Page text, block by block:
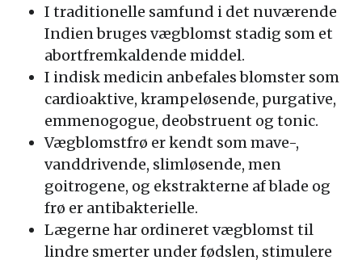
I traditionelle samfund i det nuværende
Indien bruges vægblomst stadig som et
abortfremkaldende middel.
I indisk medicin anbefales blomster som
cardioaktive, krampeløsende, purgative,
emmenogogue, deobstruent og tonic.
Vægblomstfrø er kendt som mave-,
vanddrivende, slimløsende, men
goitrogene, og ekstrakterne af blade og
frø er antibakterielle.
Lægerne har ordineret vægblomst til
lindre smerter under fødslen, stimulere